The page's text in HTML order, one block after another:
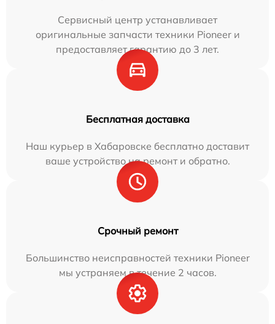
Сервисный центр устанавливает
оригинальные запчасти техники Pioneer и
предоставляет гарантию до 3 лет.
Бесплатная доставка
Наш курьер в Хабаровске бесплатно доставит
ваше устройство на ремонт и обратно.
Срочный ремонт
Большинство неисправностей техники Pioneer
мы устраняем в течение 2 часов.